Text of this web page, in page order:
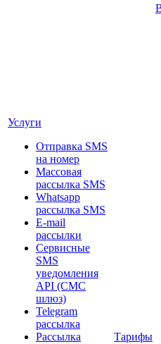
Услуги
Отправка SMS
на номер
Массовая
рассылка SMS
Whatsapp
рассылка SMS
E-mail
рассылки
Сервисные
SMS
уведомления
API (СМС
шлюз)
Telegram
рассылка
Рассылка
Тарифы